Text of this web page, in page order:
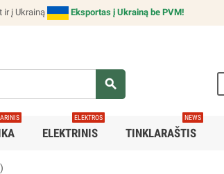
ir į Ukrainą Eksportas į Ukrainą be PVM!
search
ELEKTRINIS
ELEKTROS
TINKLARAŠTIS
NEWS